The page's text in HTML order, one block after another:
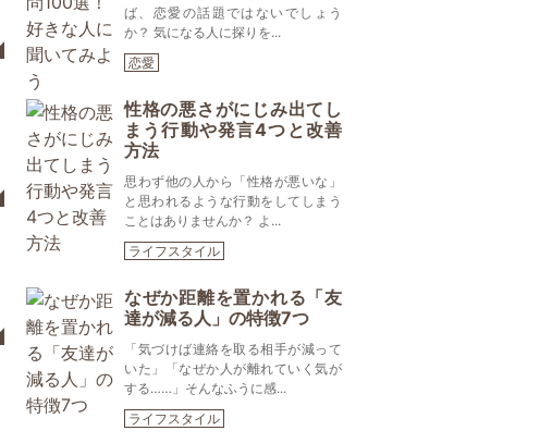
ば、恋愛の話題ではないでしょう
か？ 気になる人に探りを...
恋愛
性格の悪さがにじみ出てし
まう行動や発言4つと改善
方法
思わず他の人から「性格が悪いな」
と思われるような行動をしてしまう
ことはありませんか？ よ...
ライフスタイル
なぜか距離を置かれる「友
達が減る人」の特徴7つ
「気づけば連絡を取る相手が減って
いた」「なぜか人が離れていく気が
する……」そんなふうに感...
ライフスタイル